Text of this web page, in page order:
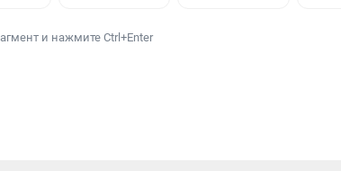
и нажмите Ctrl+Enter